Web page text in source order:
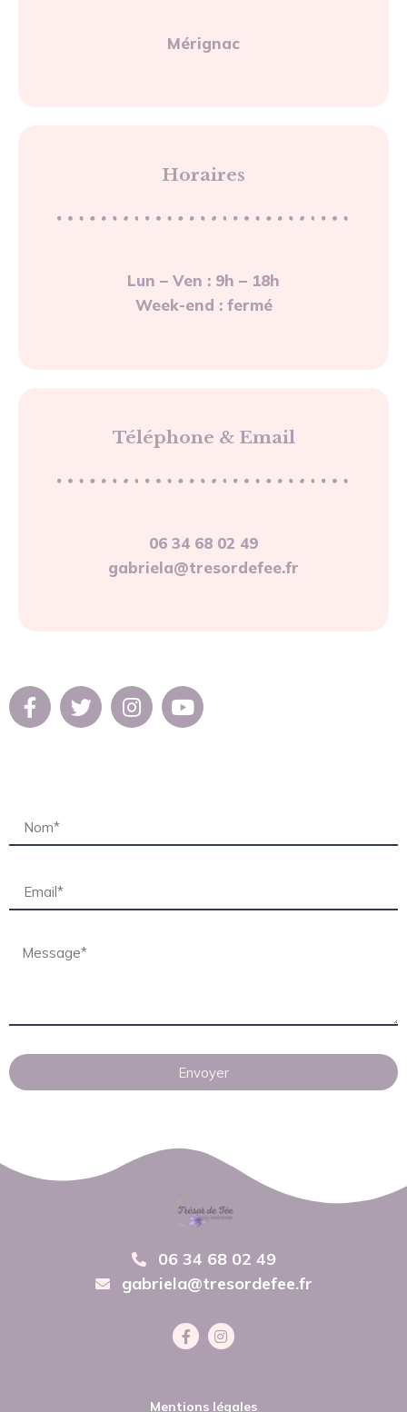
Mérignac
Horaires
Lun – Ven : 9h – 18h
Week-end : fermé
Téléphone & Email
06 34 68 02 49
gabriela@tresordefee.fr
Envoyer
06 34 68 02 49
gabriela@tresordefee.fr
Mentions légales